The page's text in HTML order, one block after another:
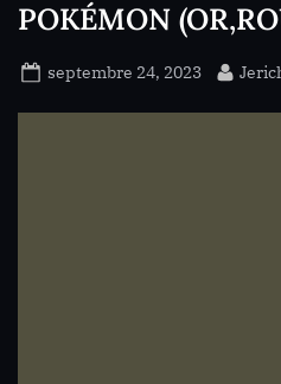
POKÉMON
Posted
septembre 24, 2023 By